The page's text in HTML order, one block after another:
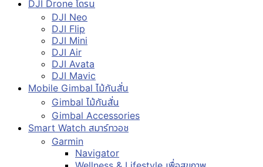
DJI Drone โดรน
DJI Neo
DJI Flip
DJI Mini
DJI Air
DJI Avata
DJI Mavic
Mobile Gimbal ไม้กันสั่น
Gimbal ไม้กันสั่น
Gimbal Accessories
Smart Watch สมาร์ทวอช
Garmin
Navigator